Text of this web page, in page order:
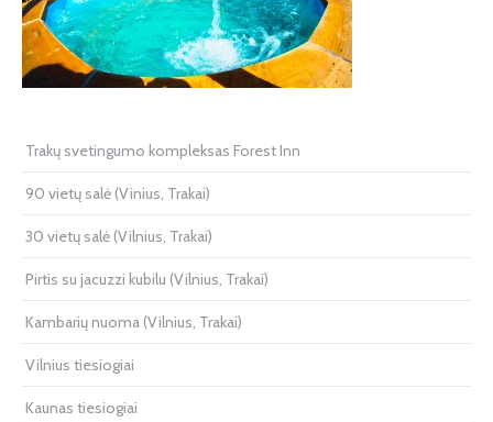
Trakų svetingumo kompleksas Forest Inn
90 vietų salė (Vinius, Trakai)
30 vietų salė (Vilnius, Trakai)
Pirtis su jacuzzi kubilu (Vilnius, Trakai)
Kambarių nuoma (Vilnius, Trakai)
Vilnius tiesiogiai
Kaunas tiesiogiai